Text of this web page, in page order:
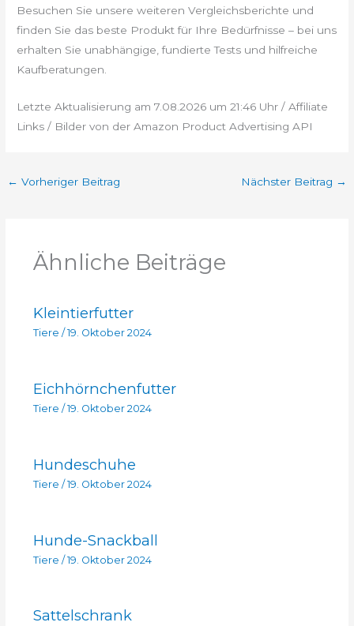
Besuchen Sie unsere weiteren Vergleichsberichte und
finden Sie das beste Produkt für Ihre Bedürfnisse – bei uns
erhalten Sie unabhängige, fundierte Tests und hilfreiche
Kaufberatungen.
Letzte Aktualisierung am 7.08.2026 um 21:46 Uhr / Affiliate
Links / Bilder von der Amazon Product Advertising API
← Vorheriger Beitrag Nächster Beitrag →
Ähnliche Beiträge
Kleintierfutter
Tiere / 19. Oktober 2024
Eichhörnchenfutter
Tiere / 19. Oktober 2024
Hundeschuhe
Tiere / 19. Oktober 2024
Hunde-Snackball
Tiere / 19. Oktober 2024
Sattelschrank